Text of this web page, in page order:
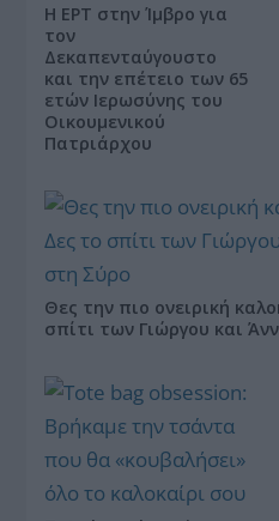
Η ΕΡΤ στην Ίμβρο για
τον
Δεκαπενταύγουστο
και την επέτειο των 65
ετών Ιερωσύνης του
Οικουμενικού
Πατριάρχου
Θες την πιο ονειρική
σπίτι των Γιώργου και